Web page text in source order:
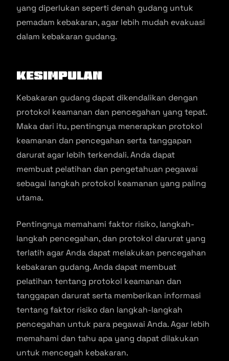
yang diperlukan seperti denah gudang untuk
pemadam kebakaran, agar lebih mudah evakuasi
dalam kebakaran gudang.
Kesimpulan
Kebakaran gudang dapat dikendalikan dengan
protokol keamanan dan pencegahan yang tepat.
Maka dari itu, pentingnya menerapkan protokol
keamanan dan pencegahan serta tanggapan
darurat agar lebih terkendali. Anda dapat
membuat pelatihan dan pengetahuan pegawai
sebagai langkah protokol keamanan yang paling
utama.
Pentingnya memahami faktor risiko, langkah-
langkah pencegahan, dan protokol darurat yang
terlatih agar Anda dapat melakukan pencegahan
kebakaran gudang. Anda dapat membuat
pelatihan tentang protokol keamanan dan
tanggapan darurat serta memberikan informasi
tentang faktor risiko dan langkah-langkah
pencegahan untuk para pegawai Anda. Agar lebih
memahami dan tahu apa yang dapat dilakukan
untuk mencegah kebakaran.